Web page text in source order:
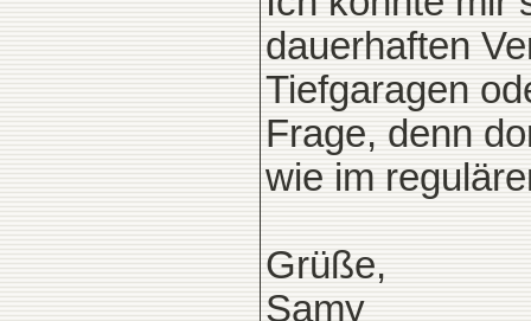
dauerhaften
Tiefgaragen
Frage, denn
wie im
Grüße,
Samy